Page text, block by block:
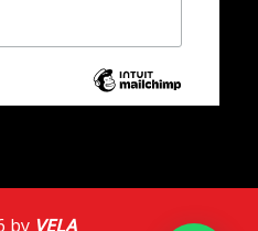
by VELA